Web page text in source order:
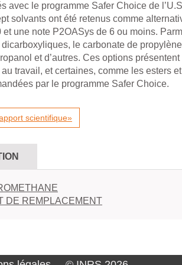
avec le programme Safer Choice de
solvants ont été retenus comme
une note P2OASys de 6 ou moins.
le carbonate de
et d’autres. Ces options présentent
travail, et certaines, comme les esters et
par le programme Safer Choice.
scientifique»
DE REMPLACEMENT